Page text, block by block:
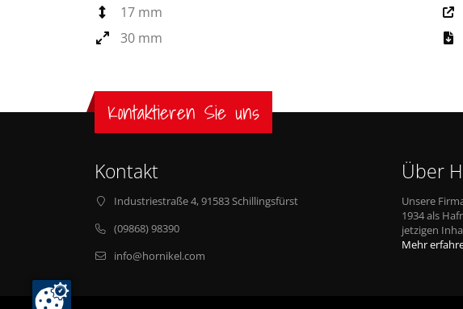
17 mm
30 mm
Kontaktieren Sie uns
Kontakt
Industriestraße 4, 91583 Schillingsfürst
(09868) 98390
info@hornikel.com
Über
Unsere
1934 als
jetzigen
Mehr